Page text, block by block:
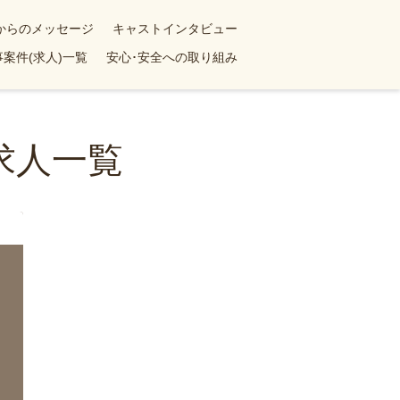
らのメッセージ
キャストインタビュー
案件(求人)一覧 安心･安全への取り組み
人一覧